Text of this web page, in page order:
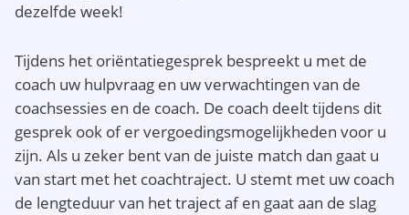
dezelfde week!
Tijdens het oriëntatiegesprek bespreekt u met de
coach uw hulpvraag en uw verwachtingen van de
coachsessies en de coach. De coach deelt tijdens dit
gesprek ook of er vergoedingsmogelijkheden voor u
zijn. Als u zeker bent van de juiste match dan gaat u
van start met het coachtraject. U stemt met uw coach
de lengteduur van het traject af en gaat aan de slag